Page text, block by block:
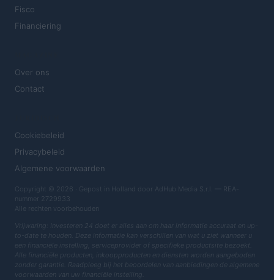
Fisco
Financiering
Over ons
Contact
Cookiebeleid
Privacybeleid
Algemene voorwaarden
Copyright © 2026 · Gepost in Holland door AdHub Media S.r.l. — REA-
nummer 2729933
Alle rechten voorbehouden
Vrijwaring: Investeren 24 doet er alles aan om haar informatie accuraat en up-
to-date te houden. Deze informatie kan verschillen van wat u ziet wanneer u
een financiële instelling, serviceprovider of specifieke productsite bezoekt.
Alle financiële producten, inkoopproducten en diensten worden aangeboden
zonder garantie. Raadpleeg bij het beoordelen van aanbiedingen de algemene
voorwaarden van uw financiële instelling.